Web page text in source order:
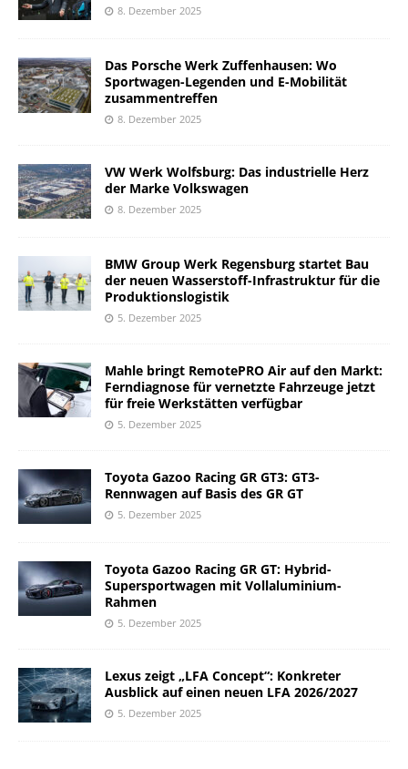
8. Dezember 2025
Das Porsche Werk Zuffenhausen: Wo
Sportwagen-Legenden und E-Mobilität
zusammentreffen
8. Dezember 2025
VW Werk Wolfsburg: Das industrielle Herz
der Marke Volkswagen
8. Dezember 2025
BMW Group Werk Regensburg startet Bau
der neuen Wasserstoff-Infrastruktur für die
Produktionslogistik
5. Dezember 2025
Mahle bringt RemotePRO Air auf den Markt:
Ferndiagnose für vernetzte Fahrzeuge jetzt
für freie Werkstätten verfügbar
5. Dezember 2025
Toyota Gazoo Racing GR GT3: GT3-
Rennwagen auf Basis des GR GT
5. Dezember 2025
Toyota Gazoo Racing GR GT: Hybrid-
Supersportwagen mit Vollaluminium-
Rahmen
5. Dezember 2025
Lexus zeigt „LFA Concept“: Konkreter
Ausblick auf einen neuen LFA 2026/2027
5. Dezember 2025